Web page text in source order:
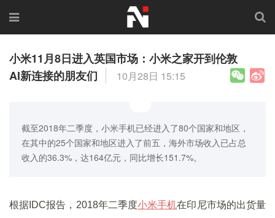
小米11月8日进入英国市场：小米之家开到伦敦
AI新连接的朋友们
10月28日 15:15
截至2018年二季度，小米手机已经进入了80个国家和地区，
在其中的25个国家和地区进入了前五，海外市场收入已占总
收入的36.3%，达164亿元，同比增长151.7%。
根据IDC报告，2018年二季度小米手机在印尼市场的出货量